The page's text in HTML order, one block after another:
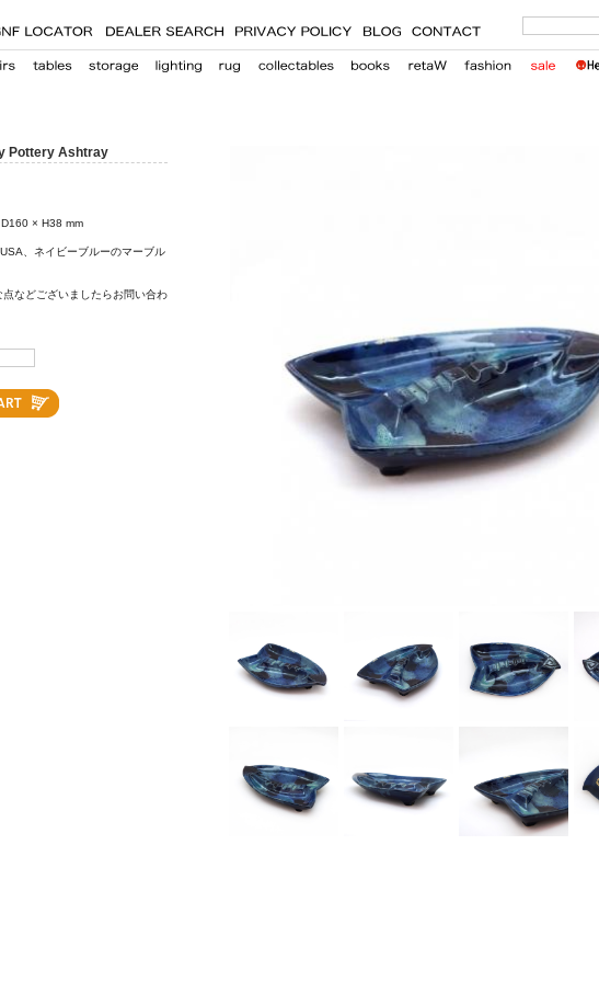
Pottery Ashtray
× H38 mm
、ネイビーブルーのマーブル
点などございましたらお問い合わ